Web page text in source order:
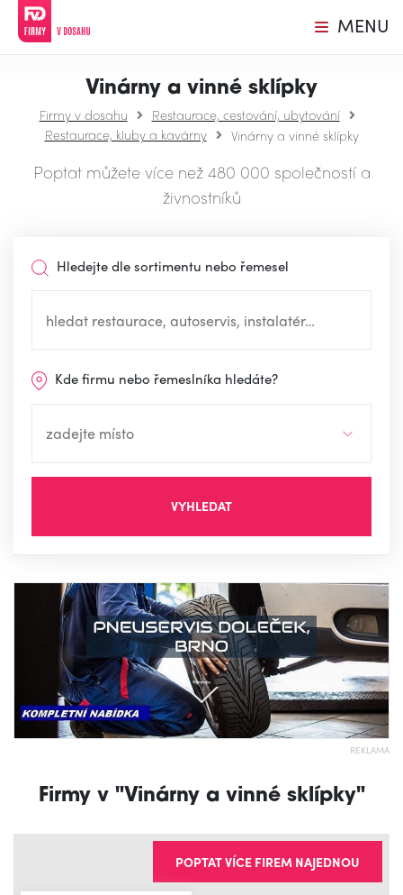
MENU
Vinárny a vinné sklípky
Firmy v dosahu
Restaurace, cestování, ubytování
Restaurace, kluby a kavárny
Vinárny a vinné sklípky
Poptat můžete více než 480 000 společností a
živnostníků
Hledejte dle sortimentu nebo řemesel
Kde firmu nebo řemeslníka hledáte?
VYHLEDAT
REKLAMA
Firmy v "Vinárny a vinné sklípky"
POPTAT VÍCE FIREM NAJEDNOU